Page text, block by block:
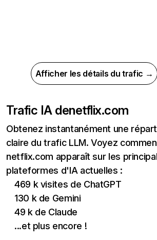
Afficher les détails du trafic →
Trafic IA denetflix.com
Obtenez instantanément une
claire du trafic LLM. Voyez
netflix.com apparaît sur les
plateformes d'IA actuelles :
469 k visites de ChatGPT
130 k de Gemini
49 k de Claude
...et plus encore !